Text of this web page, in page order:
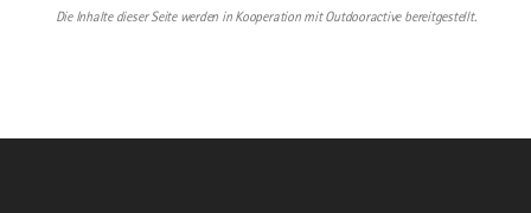
Die Inhalte dieser Seite werden in Kooperation mit Outdooractive bereitgestellt.